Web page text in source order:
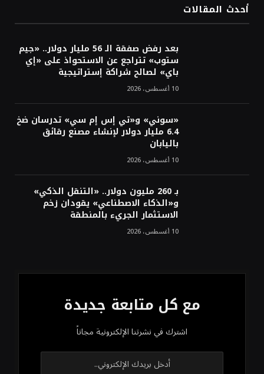
لتعزيز رقمنة قطاع البناء في السعودية
أحدث المقالات
بعد رفض صفقة الـ 56 مليار دولار.. «جيم
ستوب» تتراجع عن الاستحواذ على «إي
باي» لصالح شراكة إستراتيجية
10 أغسطس، 2026
«سوني» و«تي إس إم سي» تدرسان ضخ
6.4 مليار دولار لإنشاء مصنع رقائق
باليابان
10 أغسطس، 2026
بـ 260 مليون دولار.. «التنقل الذكي»
و«الذكاء الاصطناعي» يقودان زخم
الاستثمار الجريء بالمنطقة
10 أغسطس، 2026
مع كل متابعة جديدة
اشترك في نشرتنا الإلكترونية مجاناً